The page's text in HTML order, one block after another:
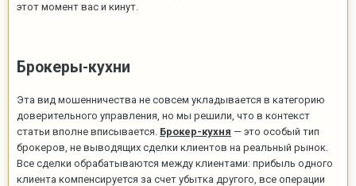
этот момент вас и кинут.
Брокеры-кухни
Эта вид мошенничества не совсем укладывается в категорию
доверительного управления, но мы решили, что в контекст
статьи вполне вписывается. Брокер-кухня — это особый тип
брокеров, не выводящих сделки клиентов на реальный рынок.
Все сделки обрабатываются между клиентами: прибыль одного
клиента компенсируется за счет убытка другого, все операции